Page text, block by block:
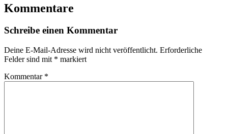
Kommentare
Schreibe einen Kommentar
Deine E-Mail-Adresse wird nicht veröffentlicht. Erforderliche
Felder sind mit * markiert
Kommentar *